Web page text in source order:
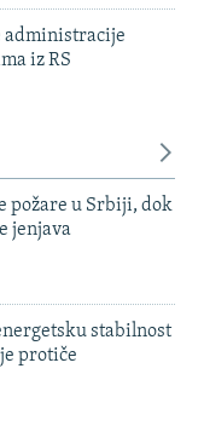
administracije
iz RS
požare u Srbiji, dok
jenjava
stabilnost
protiče